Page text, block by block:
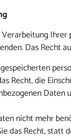
Das Recht
Recht, die
nicht mehr
das Recht,